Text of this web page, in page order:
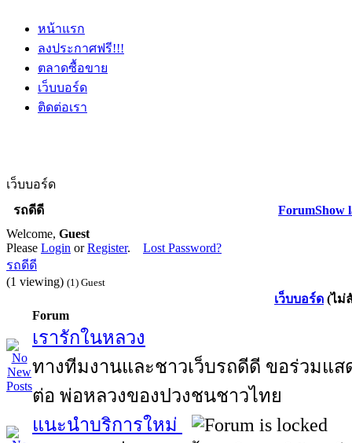
หน้าแรก
ลงประกาศฟรี!!!
ตลาดซื้อขาย
เว็บบอร์ด
ติดต่อเรา
เว็บบอร์ด
รถดีดี
ForumShow
Welcome, Guest
Please Login orRegister. Lost Password?
รถดีดี
(1 viewing) (1) Guest
เว็บบอร์ด (ไม่
Forum
เรารักในหลวง
ทางทีมงานและชาวเว็บรถดีดี ขอร่วมแ
ต่อ พ่อหลวงของปวงชนชาวไทย
แนะนำบริการใหม่